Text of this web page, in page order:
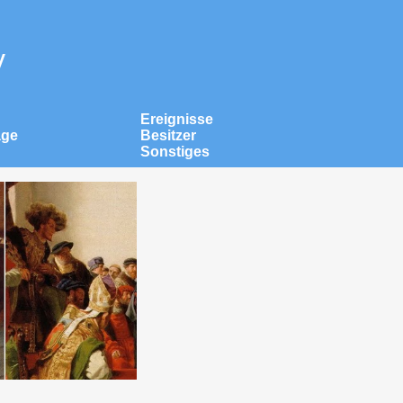
Ereignisse
Besitzer
Sonstiges